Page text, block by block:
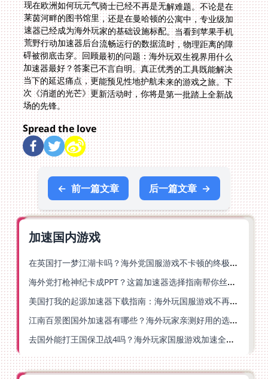
现在欧洲如何玩元气骑士已经不再是无解难题。不论是在
莱茵河畔的图书馆里，还是在曼哈顿的公寓中，专业级加
速器已经成为海外玩家的基础设施标配。当看到苹果手机
荒野行动加速器后台流畅运行的数据流时，物理距离的障
碍被彻底击穿。回顾最初的问题：海外玩双生视界用什么
加速器最好？答案已不言自明。真正优秀的工具既能解决
当下的延迟痛点，更能预见性地护航未来的游戏之旅。下
次《消逝的光芒》更新活动时，你将是第一批踏上全新战
场的先锋。
Spread the love
← 前一篇文章 后一篇文章 →
加速国内游戏
在英国打一梦江湖卡吗？海外党国服游戏不卡顿的终极解法
海外党打枪神纪卡成PPT？这篇加速器选择指南帮你丝滑上分
美国打我的起源加速器下载指南：海外玩国服游戏不再卡的终极方案
江南百景图国外加速器有哪些？海外玩家亲测好用的选择与避坑指南
去国外能打王国保卫战4吗？海外玩家国服游戏加速全攻略（附公主连结幻想江湖实测）